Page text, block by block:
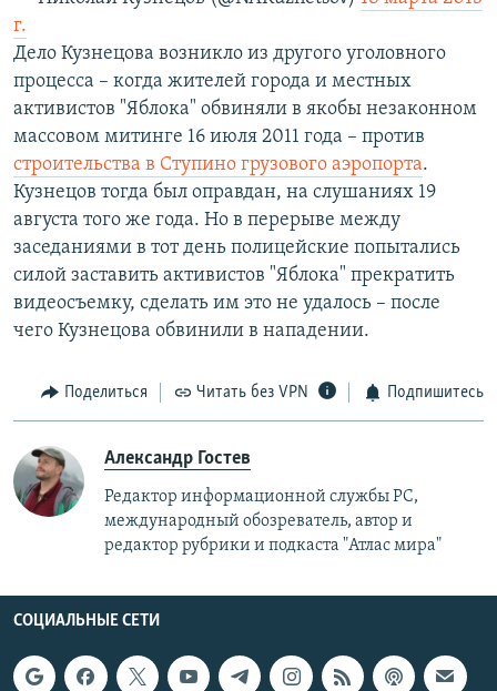
г.
Дело Кузнецова возникло из другого уголовного
процесса – когда жителей города и местных
активистов "Яблока" обвиняли в якобы незаконном
массовом митинге 16 июля 2011 года – против
строительства в Ступино грузового аэропорта.
Кузнецов тогда был оправдан, на слушаниях 19
августа того же года. Но в перерыве между
заседаниями в тот день полицейские попытались
силой заставить активистов "Яблока" прекратить
видеосъемку, сделать им это не удалось – после
чего Кузнецова обвинили в нападении.
Поделиться Читать без VPN Подпишитесь
Александр Гостев
Редактор информационной службы РС,
международный обозреватель, автор и
редактор рубрики и подкаста "Атлас мира"
СОЦИАЛЬНЫЕ СЕТИ